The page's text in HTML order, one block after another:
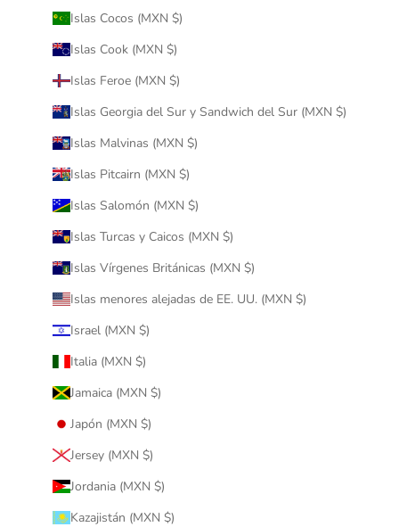
Islas Cocos (MXN $)
Islas Cook (MXN $)
Islas Feroe (MXN $)
Islas Georgia del Sur y Sandwich del Sur (MXN $)
Islas Malvinas (MXN $)
Islas Pitcairn (MXN $)
Islas Salomón (MXN $)
Islas Turcas y Caicos (MXN $)
Islas Vírgenes Británicas (MXN $)
Islas menores alejadas de EE. UU. (MXN $)
Israel (MXN $)
Italia (MXN $)
Jamaica (MXN $)
Japón (MXN $)
Jersey (MXN $)
Jordania (MXN $)
Kazajistán (MXN $)